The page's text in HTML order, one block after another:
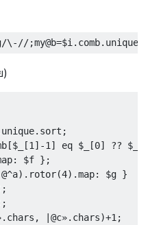
)
1] eq $_[0] ??
$f };
$g }
|@c».chars)+1;